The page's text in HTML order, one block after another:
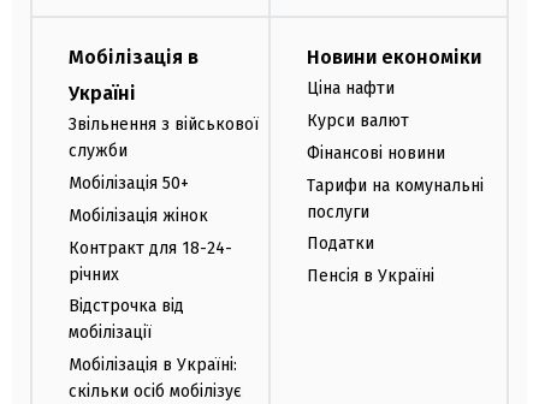
Мобілізація в
Україні
Звільнення з військової
служби
Мобілізація 50+
Мобілізація жінок
Контракт для 18-24-
річних
Відстрочка від
мобілізації
Мобілізація в Україні:
скільки осіб мобілізує
Новини економіки
Ціна нафти
Курси валют
Фінансові новини
Тарифи на комунальні
послуги
Податки
Пенсія в Україні